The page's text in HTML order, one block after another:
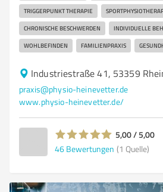
TRIGGERPUNKT THERAPIE
CHRONISCHE BESCHWERDEN INDIVIDUELLE
WOHLBEFINDEN FAMILIENPRAXIS
Industriestraße 41, 53359
praxis@physio-heinevetter.de
www.physio-heinevetter.de/
5,00 / 5,00
46 Bewertungen (1 Quelle)